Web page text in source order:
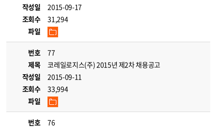
작성일
2015-09-17
조회수
31,294
파일
번호
77
제목
코레일로지스(주) 2015년 제2차 채용공고
작성일
2015-09-11
조회수
33,994
파일
번호
76